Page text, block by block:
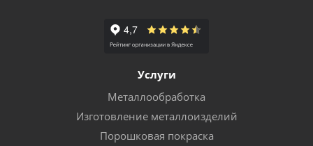
Услуги
Металлообработка
Изготовление металлоизделий
Порошковая покраска